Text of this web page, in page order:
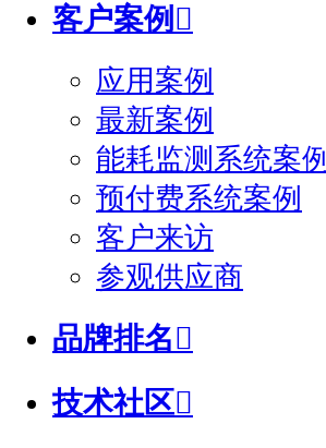
客户案例 
应用案例
最新案例
能耗监测系统案例
预付费系统案例
客户来访
参观供应商
品牌排名
技术社区